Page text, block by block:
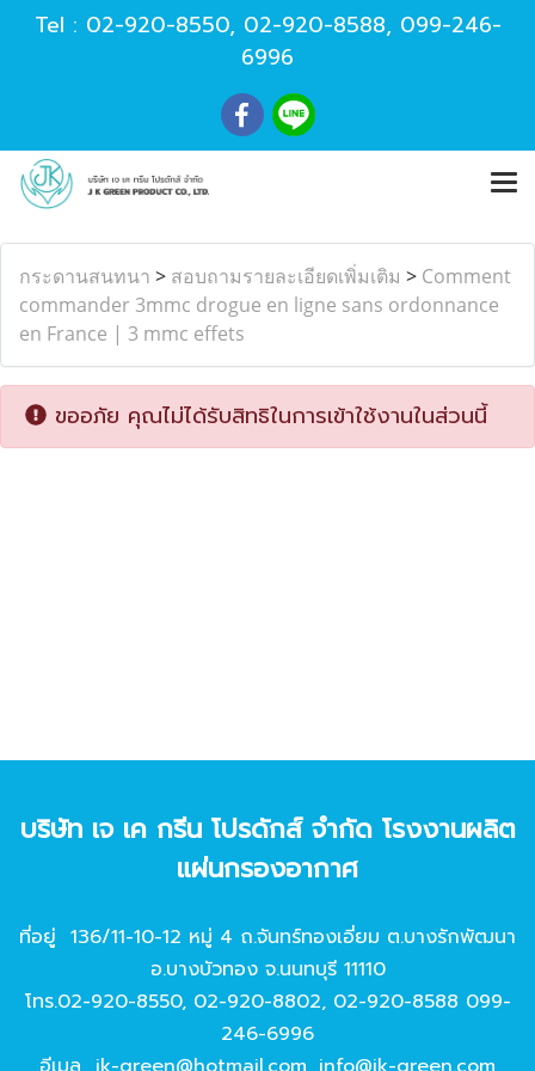
Tel : 02-920-8550, 02-920-8588, 099-246-
6996
กระดานสนทนา > สอบถามรายละเอียดเพิ่มเติม > Comment
commander 3mmc drogue en ligne sans ordonnance
en France | 3 mmc effets
ขออภัย คุณไม่ได้รับสิทธิในการเข้าใช้งานในส่วนนี้
บริษัท เจ เค กรีน โปรดักส์ จํากัด โรงงานผลิต
แผ่นกรองอากาศ
ที่อยู่ 136/11-10-12 หมู่ 4 ถ.จันทร์ทองเอี่ยม ต.บางรักพัฒนา
อ.บางบัวทอง จ.นนทบุรี 11110
โทร.02-920-8550, 02-920-8802, 02-920-8588 099-
246-6996